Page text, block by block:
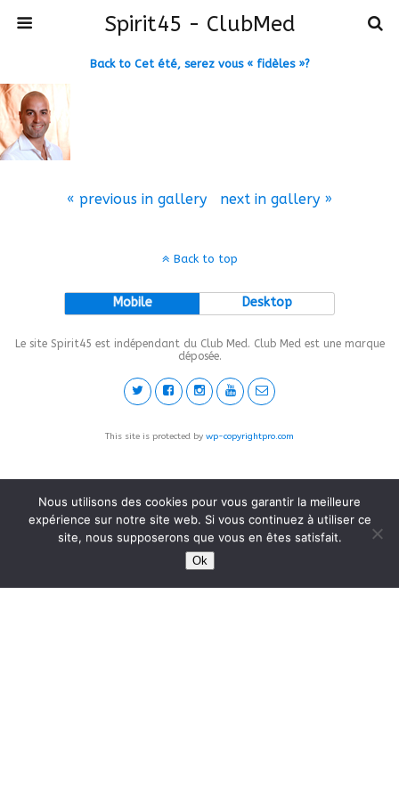
Spirit45 - ClubMed
Back to Cet été, serez vous « fidèles »?
« previous in gallery next in gallery »
Back to top
Mobile Desktop
Le site Spirit45 est indépendant du Club Med. Club Med est une marque
déposée.
This site is protected by wp-copyrightpro.com
Nous utilisons des cookies pour vous garantir la meilleure
expérience sur notre site web. Si vous continuez à utiliser ce
site, nous supposerons que vous en êtes satisfait.
Ok